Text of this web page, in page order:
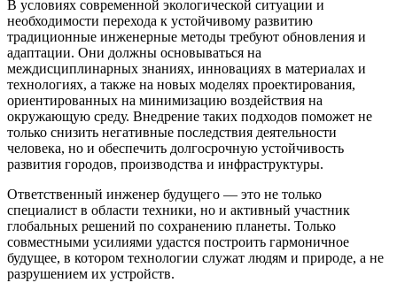
В условиях современной экологической ситуации и
необходимости перехода к устойчивому развитию
традиционные инженерные методы требуют обновления и
адаптации. Они должны основываться на
междисциплинарных знаниях, инновациях в материалах и
технологиях, а также на новых моделях проектирования,
ориентированных на минимизацию воздействия на
окружающую среду. Внедрение таких подходов поможет не
только снизить негативные последствия деятельности
человека, но и обеспечить долгосрочную устойчивость
развития городов, производства и инфраструктуры.
Ответственный инженер будущего — это не только
специалист в области техники, но и активный участник
глобальных решений по сохранению планеты. Только
совместными усилиями удастся построить гармоничное
будущее, в котором технологии служат людям и природе, а не
разрушением их устройств.